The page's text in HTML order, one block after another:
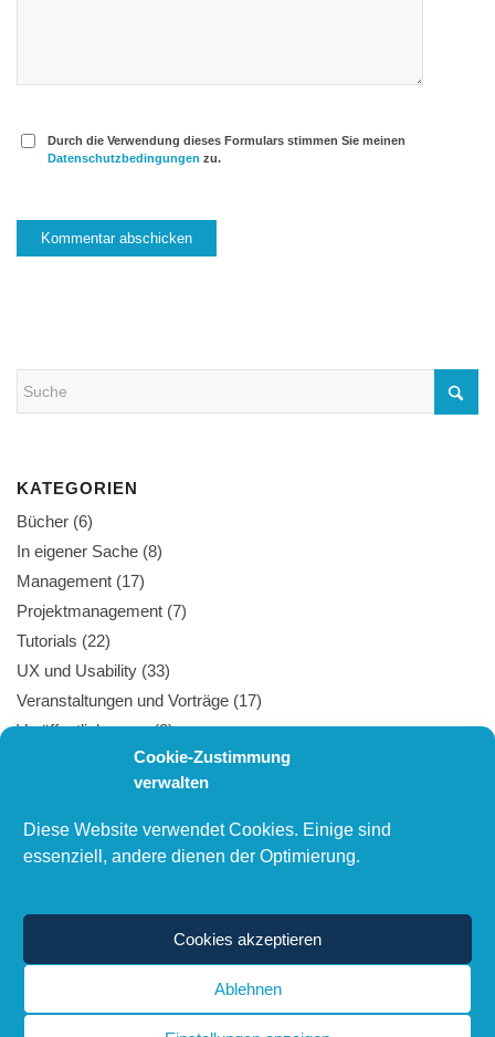
Cookie-Zustimmung
verwalten
Diese Website verwendet Cookies. Einige sind
essenziell, andere dienen der Optimierung.
Cookies akzeptieren
Ablehnen
Durch die Verwendung dieses Formulars stimmen Sie meinen
Datenschutzbedingungen zu.
KATEGORIEN
Bücher (6)
In eigener Sache (8)
Management (17)
Projektmanagement (7)
Tutorials (22)
UX und Usability (33)
Veranstaltungen und Vorträge (17)
Veröffentlichungen(8)
(27)
PUBLIKATIONEN